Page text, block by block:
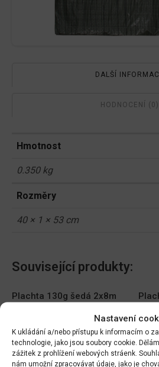
Nastavení
K ukládání a/nebo přístupu k informacím o
technologie, jako jsou soubory cookie.
zážitek z prohlížení webových stráenk.
nám umožní zpracovávat údaje, jako je
DALŠÍ
HODNOCENÍ (0)
Hmotnost
0.350 kg
Rozměry
40 × 1 × 53 cm
Související produkty:
Plachta 130g šedá 2x8m
389.00 Kč
Plachta 80g ZELENÁ 3x5m